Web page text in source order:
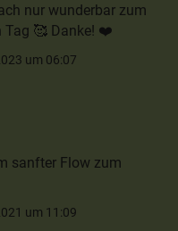
nur wunderbar zum
Tag 🥰 Danke! ❤️
um 06:07
sanfter Flow zum
um 11:09